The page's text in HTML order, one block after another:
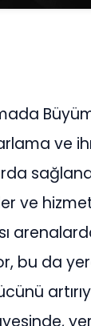
ve
ve
bu da